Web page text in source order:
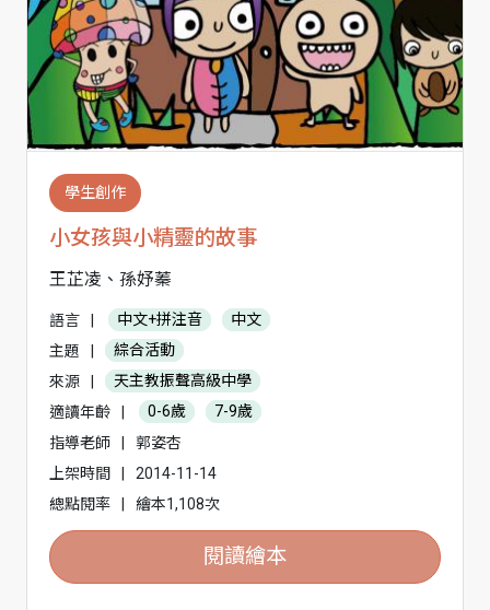
學生創作
小女孩與小精靈的故事
王芷凌、孫妤蓁
語言 | 中文+拼注音
中文
主題
|
綜合活動
來源
|
天主教振聲高級中學
適讀年齡
| 0-6歲
7-9歲
指導老師
|
郭姿杏
上架時間
|
2014-11-14
總點閱率
| 繪本1,108次
閱讀繪本